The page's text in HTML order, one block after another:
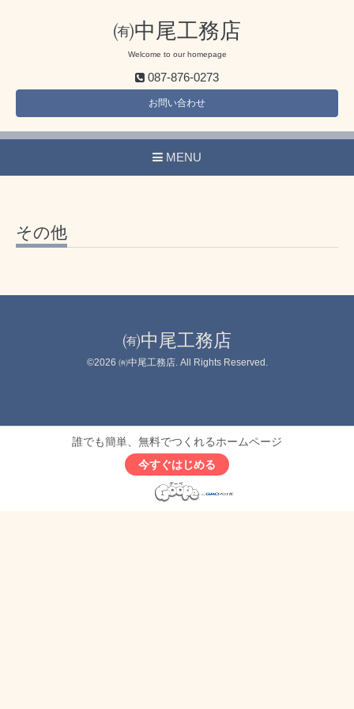
㈲中尾工務店
Welcome to our homepage
087-876-0273
お問い合わせ
MENU
その他
㈲中尾工務店
©2026 ㈲中尾工務店. All Rights Reserved.
誰でも簡単、無料でつくれるホームページ
今すぐはじめる